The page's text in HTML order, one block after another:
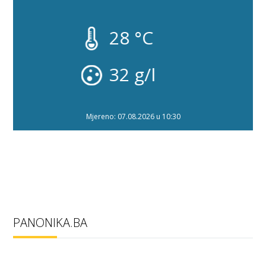
28 °C
32 g/l
Mjereno: 07.08.2026 u 10:30
PANONIKA.BA